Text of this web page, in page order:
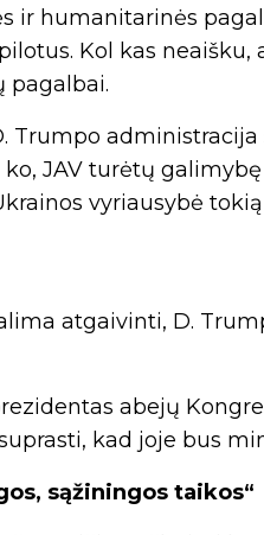
ir humanitarinės
Kol kas neaišku,
pagalbai.
Trumpo
JAV turėtų
vyriausybė
atgaivinti, D.
abejų
kad joje bus
sąžiningos taikos“